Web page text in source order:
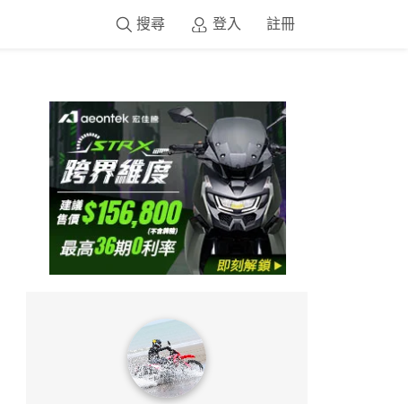
登入 註冊
搜尋